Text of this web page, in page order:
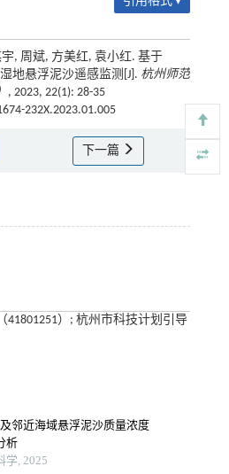
, 周斌, 方美红, 袁小红. 基于
地悬浮泥沙遥感监测[J]. 杭州师范
, 2023, 22(1): 28-35
232X.2023.01.005
下一篇
41801251）; 杭州市科技计划引导